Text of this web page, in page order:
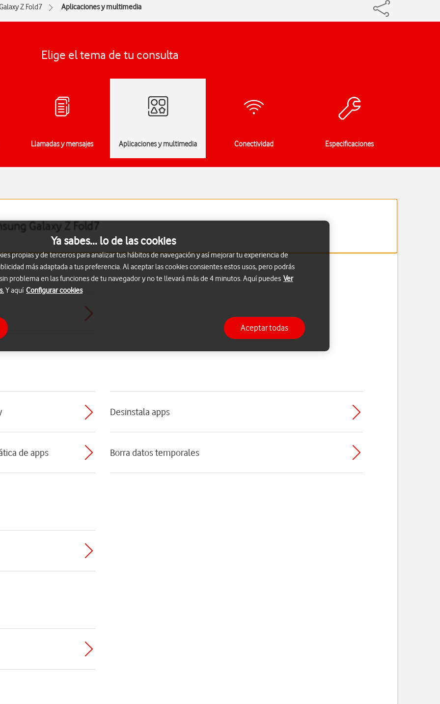
Z Fold7 Aplicaciones y multimedia
Elige el tema de tu consulta
Llamadas y mensajes Aplicaciones y multimedia Conectividad Especificaciones
Galaxy Z Fold7
Desinstala apps
de apps Borra datos temporales
Ya sabes... lo de las cookies
propias y de terceros para analizar tus hábitos de navegación y así mejorar tu experiencia de
más adaptada a tus preferencia. Al aceptar las cookies consientes estos usos, pero podrás
problema en las funciones de tu navegador y no te llevará más de 4 minutos. Aquí puedes Ver
Y aquí Configurar cookies
Aceptar todas